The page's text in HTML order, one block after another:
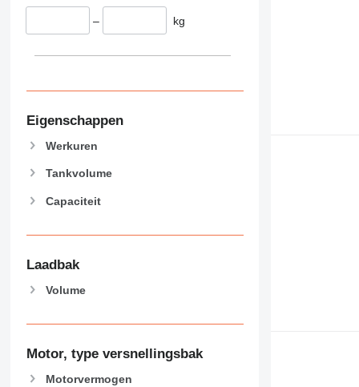
– kg
Eigenschappen
Werkuren
Tankvolume
Capaciteit
Laadbak
Volume
Motor, type versnellingsbak
Motorvermogen